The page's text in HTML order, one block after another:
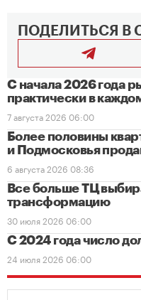
ПОДЕЛИТЬСЯ
С начала 2026 года
практически в
7 августа 2026 06:00
Более половины
и Подмосковья
6 августа 2026 08:36
Все больше ТЦ
трансформацию
30 июля 2026 06:00
С 2024 года число
24 июля 2026 06:00